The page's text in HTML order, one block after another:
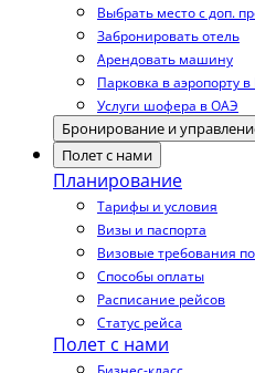
Выбрать место с доп.
Забронировать отель
Арендовать машину
Парковка в аэропорту в
Услуги шофера в ОАЭ
Бронирование и
Полет с нами
Планирование
Тарифы и условия
Визы и паспорта
Визовые требования
Способы оплаты
Расписание рейсов
Статус рейса
Полет с нами